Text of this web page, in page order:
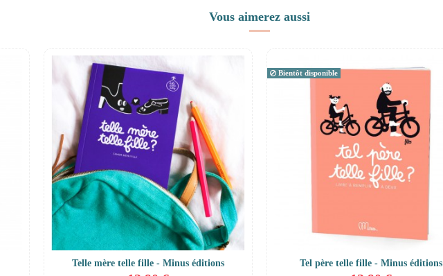
Vous aimerez aussi
Telle mère telle fille - Minus éditions
Bientôt disponible
Tel père telle fille - Minus éditions